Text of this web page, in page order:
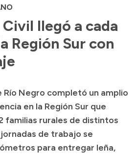
llegó a cada
Región Sur con
Río Negro completó un amplio
en la Región Sur que
familias rurales de distintos
de trabajo se
para entregar leña,